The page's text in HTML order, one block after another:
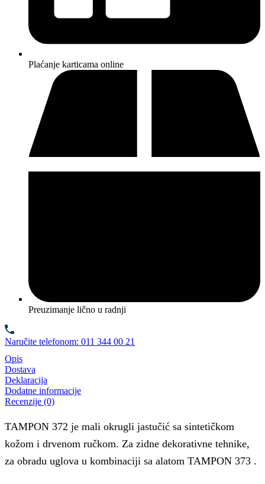
Plaćanje karticama online
Preuzimanje lično u radnji
Naručite telefonom: 011 344 00 21
Opis
Dostava
Deklaracija
Dodatne informacije
Recenzije (0)
TAMPON 372 je mali okrugli jastučić sa sintetičkom
kožom i drvenom ručkom. Za zidne dekorativne tehnike,
za obradu uglova u kombinaciji sa alatom TAMPON 373 .